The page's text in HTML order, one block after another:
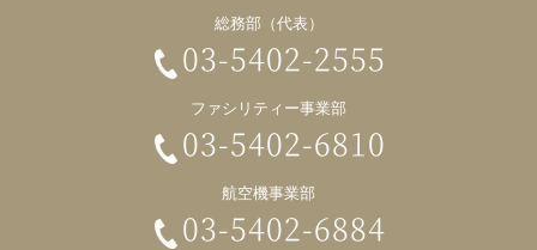
総務部（代表）
03-5402-2555
ファシリティー事業部
03-5402-6810
航空機事業部
03-5402-6884